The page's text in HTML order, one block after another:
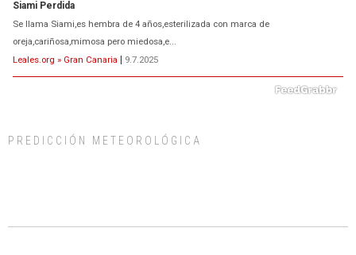
Siami Perdida
Se llama Siami,es hembra de 4 años,esterilizada con marca de
oreja,cariñosa,mimosa pero miedosa,e...
Leales.org » Gran Canaria | 9.7.2025
días, ella incluida...
PREDICCIÓN METEOROLÓGICA